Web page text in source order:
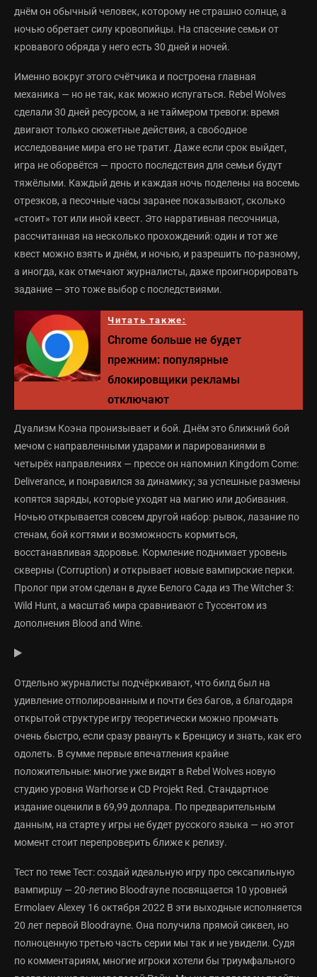
днём он обычный человек, которому не страшно солнце, а
ночью обретает силу кровопийцы. На спасение семьи от
кровавого обряда у него есть 30 дней и ночей.
Именно вокруг этого счётчика и построена главная
механика — но не так, как можно испугаться. Rebel Wolves
сделали 30 дней ресурсом, а не таймером тревоги: время
двигают только сюжетные действия, а свободное
исследование мира его не тратит. Даже если срок выйдет,
игра не оборвётся — просто последствия для семьи будут
тяжёлыми. Каждый день и каждая ночь поделены на восемь
отрезков, а песочные часы заранее показывают, сколько
«стоит» тот или иной квест. Это нарративная песочница,
рассчитанная на несколько прохождений: один и тот же
квест можно взять и днём, и ночью, и разрешить по-разному,
а иногда, как отмечают журналисты, даже проигнорировать
задание — это тоже выбор с последствиями.
Читать также:
Chrome больше не будет
прежним: популярные
блокировщики рекламы
отключают
Дуализм Коэна пронизывает и бой. Днём это ближний бой
мечом с направленными ударами и парированиями в
четырёх направлениях — прессе он напомнил Kingdom Come:
Deliverance, и понравился за динамику; за успешные размены
копятся заряды, которые уходят на магию или добивания.
Ночью открывается совсем другой набор: рывок, лазание по
стенам, бой когтями и возможность кормиться,
восстанавливая здоровье. Кормление поднимает уровень
скверны (Corruption) и открывает новые вампирские перки.
Пролог при этом сделан в духе Белого Сада из The Witcher 3:
Wild Hunt, а масштаб мира сравнивают с Туссентом из
дополнения Blood and Wine.
Отдельно журналисты подчёркивают, что билд был на
удивление отполированным и почти без багов, а благодаря
открытой структуре игру теоретически можно промчать
очень быстро, если сразу рвануть к Бренцису и знать, как его
одолеть. В сумме первые впечатления крайне
положительные: многие уже видят в Rebel Wolves новую
студию уровня Warhorse и CD Projekt Red. Стандартное
издание оценили в 69,99 доллара. По предварительным
данным, на старте у игры не будет русского языка — но этот
момент стоит перепроверить ближе к релизу.
Тест по теме Тест: создай идеальную игру про сексапильную
вампиршу — 20-летию Bloodrayne посвящается 10 уровней
Ermolaev Alexey 16 октября 2022 В эти выходные исполняется
20 лет первой Bloodrayne. Она получила прямой сиквел, но
полноценную третью часть серии мы так и не увидели. Судя
по комментариям, многие игроки хотели бы триумфального